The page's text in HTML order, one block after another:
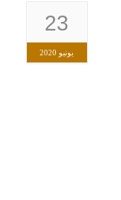
23
يونيو 2020